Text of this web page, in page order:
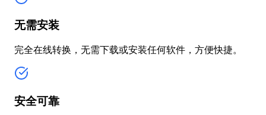
无需安装
完全在线转换，无需下载或安装任何软件，方便快捷。
安全可靠